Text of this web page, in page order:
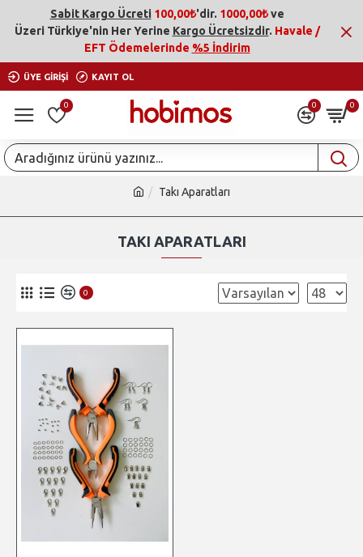
Sabit Kargo Ücreti 100,00₺'dir. 1000,00₺ve
Üzeri Türkiye'nin Her Yerine Kargo Ücretsizdir. Havale /
EFT Ödemelerinde %5 İndirim
ÜYE GIRIŞI KAYIT OL
0 0 0
Takı Aparatları
TAKI APARATLARI
0